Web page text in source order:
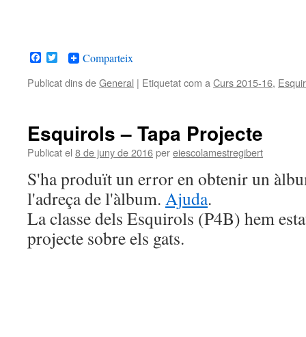
Facebook
TwitterComparteix
Publicat dins deGeneral | Etiquetat com a Curs 2015-16,
Esquirols – Tapa Projecte
Publicat el 8 de juny de 2016pereiescolamestregibert
S'ha produït un error en obtenir un
l'adreça de l'àlbum. Ajuda.
La classe dels Esquirols (P4B) hem
projecte sobre els gats.